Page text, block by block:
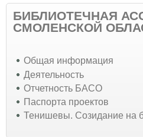
БИБЛИОТЕЧНАЯ
СМОЛЕНСКОЙ
Общая информация
Деятельность
Отчетность БАСО
Паспорта проектов
Тенишевы. Созидание на